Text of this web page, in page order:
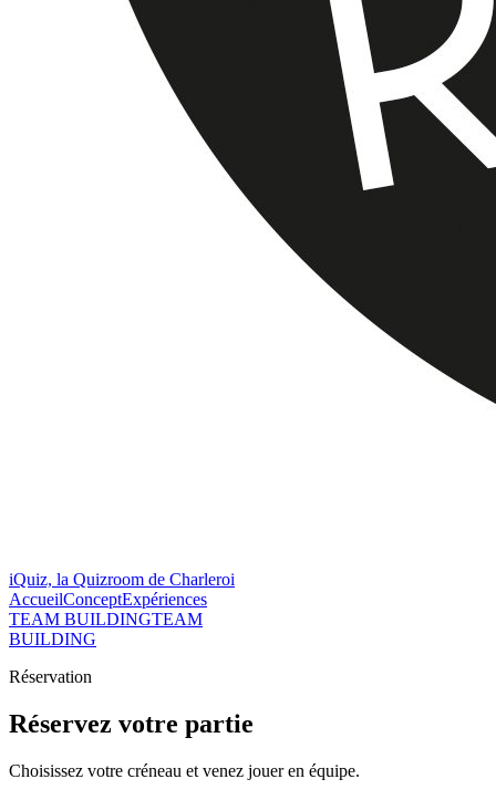
iQuiz, la Quizroom de Charleroi
AccueilConceptExpériences
TEAM BUILDINGTEAM
BUILDING
Réservation
Réservez votre partie
Choisissez votre créneau et venez jouer en équipe.